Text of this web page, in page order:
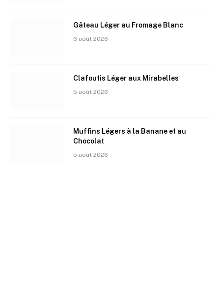
Gâteau Léger au Fromage Blanc
6 août 2026
Clafoutis Léger aux Mirabelles
5 août 2026
Muffins Légers à la Banane et au
Chocolat
5 août 2026